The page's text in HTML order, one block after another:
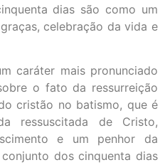
dias são como um
celebração da vida e
caráter mais pronunciado
o fato da ressurreição
cristão no batismo, que é
ressuscitada de Cristo,
e um penhor da
dos cinquenta dias